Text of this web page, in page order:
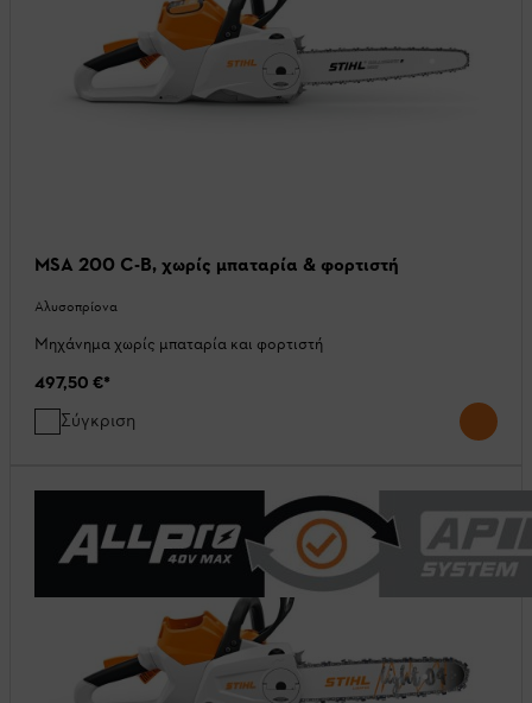
MSA 200 C-B, χωρίς μπαταρία & φορτιστή
Αλυσοπρίονα
Μηχάνημα χωρίς μπαταρία και φορτιστή
497,50 €*
Σύγκριση